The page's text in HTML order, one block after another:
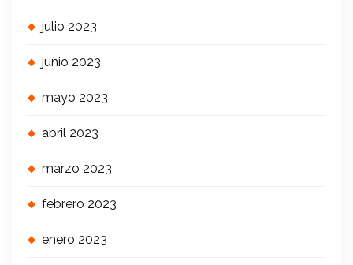
julio 2023
junio 2023
mayo 2023
abril 2023
marzo 2023
febrero 2023
enero 2023